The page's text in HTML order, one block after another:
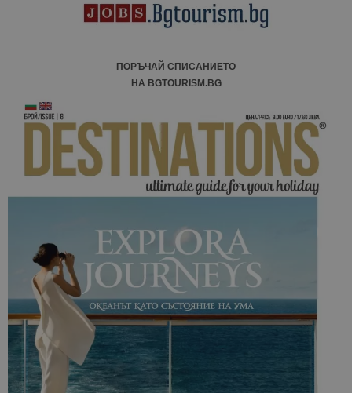
ПОРЪЧАЙ СПИСАНИЕТО
НА BGTOURISM.BG